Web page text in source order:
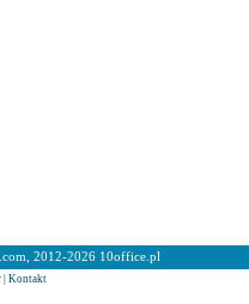
2012-2026 10office.pl
| Kontakt